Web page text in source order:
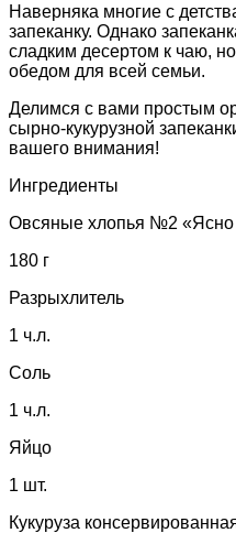
Наверняка многие с
запеканку. Однако
сладким десертом к чаю,
обедом для всей семьи.
Делимся с вами простым
сырно-кукурузной
вашего внимания!
Ингредиенты
Овсяные хлопья №2
180 г
Разрыхлитель
1 ч.л.
Соль
1 ч.л.
Яйцо
1 шт.
Кукуруза